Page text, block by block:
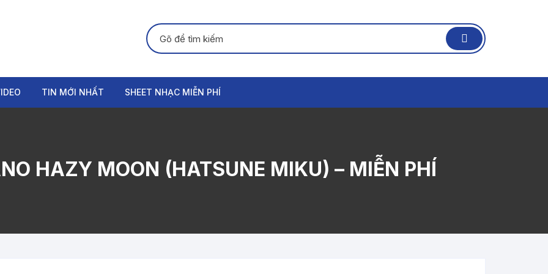
Tìm kiếm:
TIN MỚI NHẤT SHEET NHẠC MIỄN PHÍ
HAZY MOON (HATSUNE MIKU) – MIỄN PHÍ